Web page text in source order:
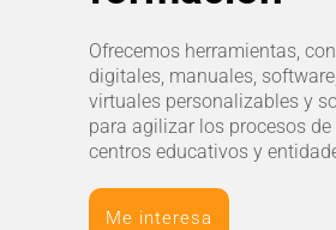
Ofrecemos herramientas,
digitales, manuales,
virtuales personalizables y
para agilizar los procesos
centros educativos y
Me interesa